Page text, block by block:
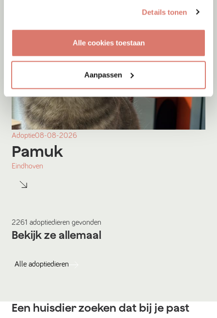
Details tonen
Alle cookies toestaan
Aanpassen
Adoptie08-08-2026
Pamuk
Eindhoven
2261 adoptiedieren gevonden
Bekijk ze allemaal
Alle adoptiedieren
Een huisdier zoeken dat bij je past